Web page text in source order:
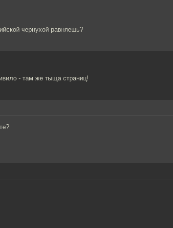
чернухой равняешь?
- там же тыща страниц!